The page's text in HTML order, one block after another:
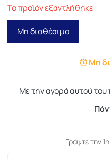
Το προϊόν εξαντλήθηκε
Μη διαθέσιμο
Μη
Με την αγορά αυτού του
Γράψτε την